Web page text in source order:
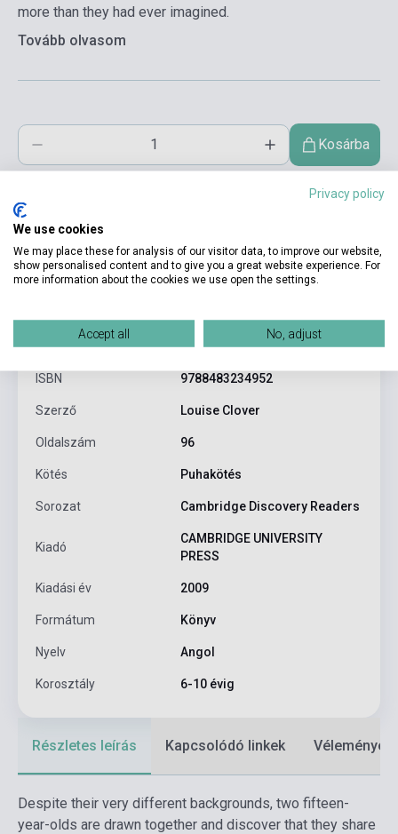
more than they had ever imagined.
Tovább olvasom
Kosárba
Termékjellemzők
ISBN 9788483234952
Szerző Louise Clover
Oldalszám 96
Kötés Puhakötés
Sorozat Cambridge Discovery Readers
Kiadó
CAMBRIDGE UNIVERSITY
PRESS
Kiadási év 2009
Formátum Könyv
Nyelv Angol
Korosztály 6-10 évig
Részletes leírás Kapcsolódó linkek Vélemények
Despite their very different backgrounds, two fifteen-
year-olds are drawn together and discover that they share
Privacy policy
We use cookies
We may place these for analysis of our visitor data, to improve our website,
show personalised content and to give you a great website experience. For
more information about the cookies we use open the settings.
Accept all No, adjust